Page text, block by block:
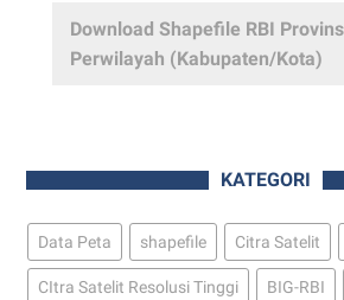
Download Shapefile RBI
Perwilayah (Kabupaten/Kota)
KATEGORI
Data Peta shapefile Citra Satelit
CItra Satelit Resolusi Tinggi BIG-RBI